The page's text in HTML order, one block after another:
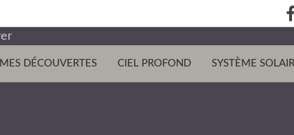
MES DÉCOUVERTES CIEL PROFOND SYSTÈME